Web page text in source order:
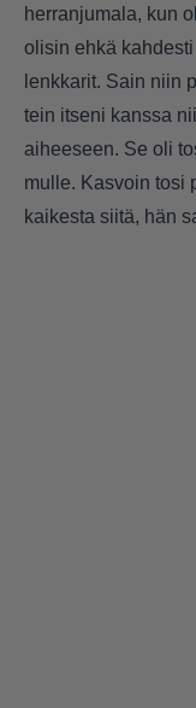
herranjumala, kun
olisin ehkä
lenkkarit. Sain niin
tein itseni kanssa
aiheeseen. Se oli
mulle. Kasvoin tosi
kaikesta siitä, hän